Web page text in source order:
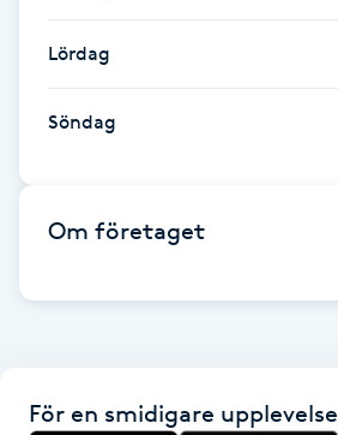
Gravidmassage
Gravidyoga
Gruppträning
H
Headspa
Lördag
Söndag
Om företaget
För en smidigare upplevelse